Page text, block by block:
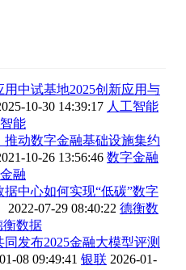
中试基地2025创新应用与
10-30 14:39:17 人工智能
能
动数字金融基础设施集约
10-26 13:56:46 数字金融
融
中心如何实现“低碳”数字
2022-07-29 08:40:22 德衡数
衡数据
发布2025金融大模型评测
08 09:49:41 银联 2026-01-